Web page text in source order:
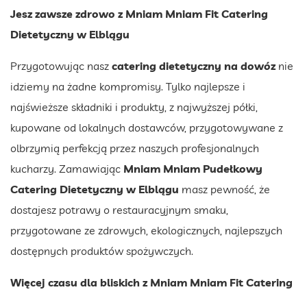
Jesz zawsze zdrowo z Mniam Mniam Fit Catering
Dietetyczny w Elblągu
Przygotowując nasz catering dietetyczny na dowóz nie
idziemy na żadne kompromisy. Tylko najlepsze i
najświeższe składniki i produkty, z najwyższej półki,
kupowane od lokalnych dostawców, przygotowywane z
olbrzymią perfekcją przez naszych profesjonalnych
kucharzy. Zamawiając Mniam Mniam Pudełkowy
Catering Dietetyczny w Elblągu masz pewność, że
dostajesz potrawy o restauracyjnym smaku,
przygotowane ze zdrowych, ekologicznych, najlepszych
dostępnych produktów spożywczych.
Więcej czasu dla bliskich z Mniam Mniam Fit Catering